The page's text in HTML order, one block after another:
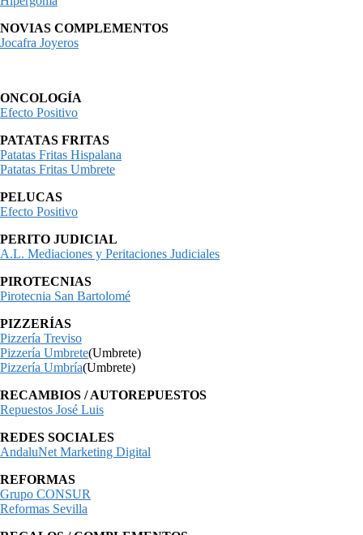
NOVIAS COMPLEMENTOS
Jocafra Joyeros
ONCOLOGÍA
Efecto Positivo
PATATAS FRITAS
Patatas Fritas Hispalana
Patatas Fritas Umbrete
PELUCAS
Efecto Positivo
PERITO JUDICIAL
A.L. Mediaciones y Peritaciones Judiciales
PIROTECNIAS
Pirotecnia San Bartolomé
PIZZERÍAS
Pizzería Treviso
Pizzería Umbrete(Umbrete)
Pizzería Umbría(Umbrete)
RECAMBIOS / AUTOREPUESTOS
Repuestos José Luis
REDES SOCIALES
AndaluNet Marketing Digital
REFORMAS
Grupo CONSUR
Reformas Sevilla